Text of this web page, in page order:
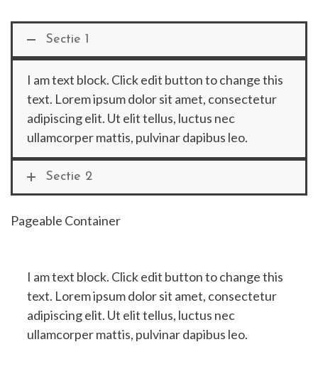
Sectie 1
I am text block. Click edit button to change this
text. Lorem ipsum dolor sit amet, consectetur
adipiscing elit. Ut elit tellus, luctus nec
ullamcorper mattis, pulvinar dapibus leo.
Sectie 2
Pageable Container
I am text block. Click edit button to change this
text. Lorem ipsum dolor sit amet, consectetur
adipiscing elit. Ut elit tellus, luctus nec
ullamcorper mattis, pulvinar dapibus leo.